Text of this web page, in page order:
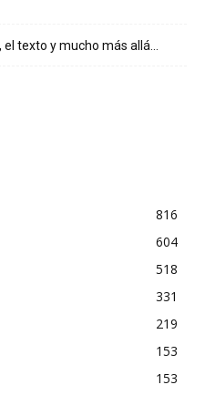
texto y mucho más allá…
816
604
518
331
219
153
153